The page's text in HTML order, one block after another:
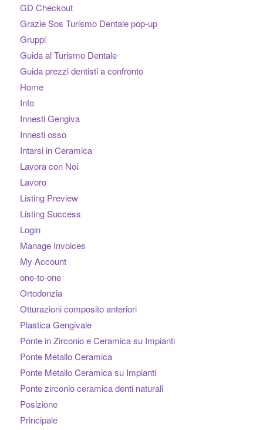
GD Checkout
Grazie Sos Turismo Dentale pop-up
Gruppi
Guida al Turismo Dentale
Guida prezzi dentisti a confronto
Home
Info
Innesti Gengiva
Innesti osso
Intarsi in Ceramica
Lavora con Noi
Lavoro
Listing Preview
Listing Success
Login
Manage Invoices
My Account
one-to-one
Ortodonzia
Otturazioni composito anteriori
Plastica Gengivale
Ponte in Zirconio e Ceramica su Impianti
Ponte Metallo Ceramica
Ponte Metallo Ceramica su Impianti
Ponte zirconio ceramica denti naturali
Posizione
Principale